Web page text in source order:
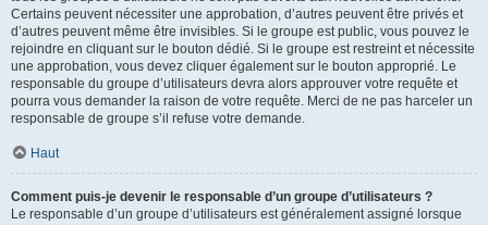
Certains peuvent nécessiter une approbation, d’autres peuvent être privés et
d’autres peuvent même être invisibles. Si le groupe est public, vous pouvez le
rejoindre en cliquant sur le bouton dédié. Si le groupe est restreint et nécessite
une approbation, vous devez cliquer également sur le bouton approprié. Le
responsable du groupe d’utilisateurs devra alors approuver votre requête et
pourra vous demander la raison de votre requête. Merci de ne pas harceler un
responsable de groupe s’il refuse votre demande.
Haut
Comment puis-je devenir le responsable d’un groupe d’utilisateurs ?
Le responsable d’un groupe d’utilisateurs est généralement assigné lorsque